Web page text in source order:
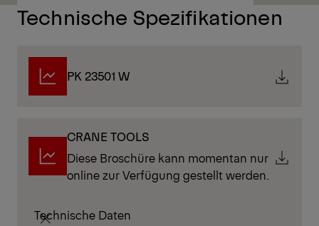
Technische Spezifikationen
PK 23501 W
CRANE TOOLS
Diese Broschüre kann momentan nur
online zur Verfügung gestellt werden.
Technische Daten